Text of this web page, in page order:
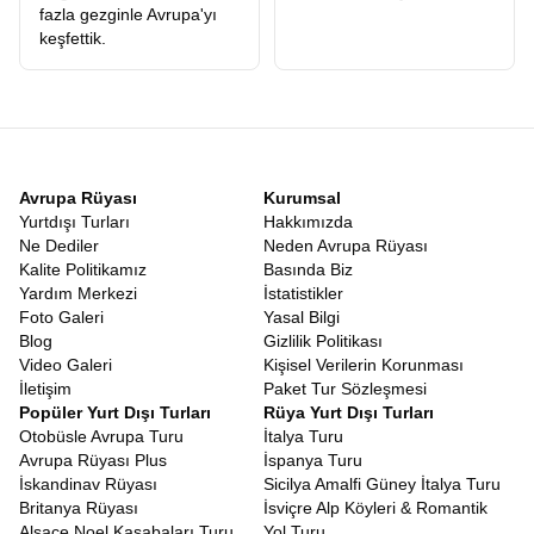
konaklamalarıyla dengelemek isteyen misafirlerimiz için
Rüyası PLUS Otobüs Turu
göre daha fazla otel konaklaması içeren bu programda,
sürprizler, PLUS paketin ayrıcalıkları arasındadır. Gemi
yolculuklarının ve konforlu otel gecelerinin harmanlandığı bu tur,
hem keşif hem de dinlence arayanlar için özenle tasarlanmıştır.
Ekonomik Avrupa Turu Otobüsle
Yurtdışına çıkmak isteyenlerin en büyük çekincesi genellikle
bütçedir.
Otobüsle Avrupa Turu ekonomik mi?
Ekonomik Avrupa Turu Otobüsle mümkün anlayışıyla yola
çıkarak, herkesin erişebileceği fiyat politikaları izliyoruz. 1 Euro
dahi ekstra ücret yok mottomuz sayesinde, tura katıldıktan sonra
karşınıza çıkan sürpriz ödemelerle bütçenizi sarsmazsınız.
Ulaşım, konaklama, rehberlik, şehir vergileri ve sınır geçiş
ücretlerinin tek bir pakete dahil edildiği sistemimiz, cebinizden
çıkacak parayı önceden bilmenizi sağlar. Bireysel olarak bu rotayı
yapmaya kalktığınızda harcayacağınızın çok daha altında bir
maliyetle, profesyonel bir organizasyonun güvenli çatısı altında
fazla gezginle Avrupa'yı
keşfettik.
Avrupa Rüyası
Yurtdışı Turları
Ne Dediler
Kalite Politikamız
Yardım Merkezi
Foto Galeri
Blog
Video Galeri
İletişim
Kurumsal
Hakkımızda
Neden Avrupa Rüyası
Basında Biz
İstatistikler
Yasal Bilgi
Gizlilik Politikası
Kişisel Verilerin Korunması
Paket Tur Sözleşmesi
Popüler Yurt Dışı Turları
Otobüsle Avrupa Turu
Avrupa Rüyası Plus
İskandinav Rüyası
Britanya Rüyası
Rüya Yurt Dışı Turları
İtalya Turu
İspanya Turu
Sicilya Amalfi Güney İtalya Turu
İsviçre Alp Köyleri & Romantik